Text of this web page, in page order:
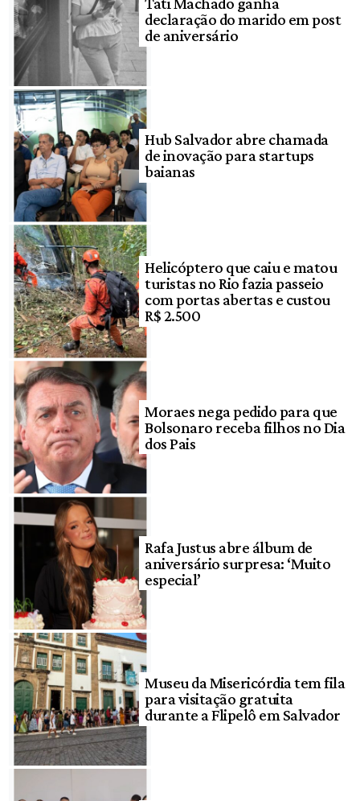
Tati Machado ganha
declaração do marido em post
de aniversário
Hub Salvador abre chamada
de inovação para startups
baianas
Helicóptero que caiu e matou
turistas no Rio fazia passeio
com portas abertas e custou
R$ 2.500
Moraes nega pedido para que
Bolsonaro receba filhos no Dia
dos Pais
Rafa Justus abre álbum de
aniversário surpresa: ‘Muito
especial’
Museu da Misericórdia tem fila
para visitação gratuita
durante a Flipelô em Salvador